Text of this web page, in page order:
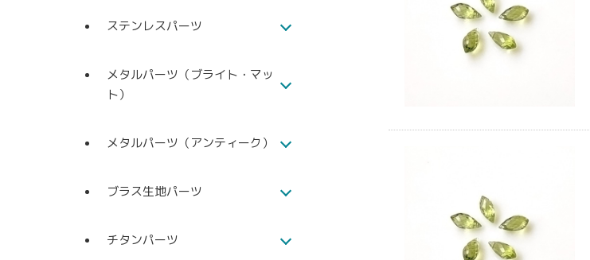
ステンレスパーツ
メタルパーツ（ブライト・マッ
ト）
メタルパーツ（アンティーク）
ブラス生地パーツ
チタンパーツ